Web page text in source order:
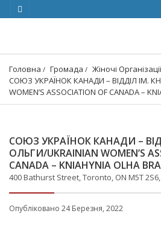
Головна Громада
Жіночі Організації
СОЮЗ УКРАЇНОК КАНАДИ – ВІДДІЛ ІМ.
WOMEN’S ASSOCIATION OF CANADA –
СОЮЗ УКРАЇНОК КАНАДИ –
ОЛЬГИ/UKRAINIAN WOMEN’S
CANADA – KNIAHYNIA OLHA
400 Bathurst Street, Toronto, ON M5T
Опубліковано 24 Березня, 2022